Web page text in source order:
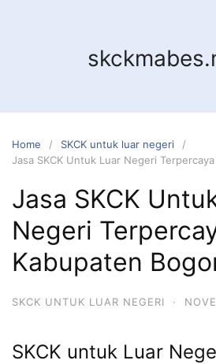
Home
SKCK untuk luar negeri
Jasa SKCK Untuk Luar Negeri
Jasa SKCK
Negeri
Kabupaten
SKCK UNTUK LUAR NEGERI ·
SKCK untuk Luar